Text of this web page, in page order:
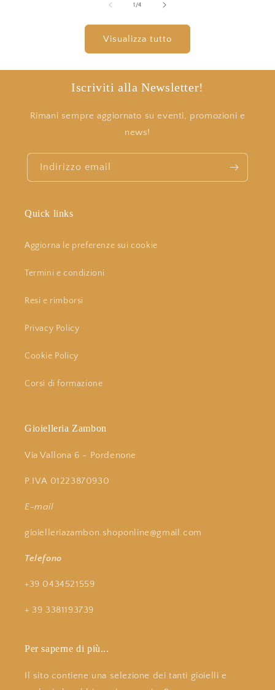
1 /su
4
Visualizza tutto
Iscriviti alla Newsletter!
Rimani sempre aggiornato su eventi, promozioni e
news!
Indirizzo email
Quick links
Aggiorna le preferenze sui cookie
Termini e condizioni
Resi e rimborsi
Privacy Policy
Cookie Policy
Corsi di formazione
Gioielleria Zambon
Via Vallona 6 - Pordenone
P.IVA 01223870930
E-mail
gioielleriazambon.shoponline@gmail.com
Telefono
+39 0434521559
+ 39 3381193739
Per saperne di più...
Il sito contiene una selezione dei tanti gioielli e